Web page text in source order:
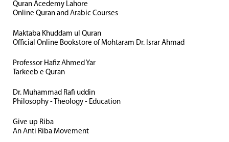
Quran Acedemy Lahore
Online Quran and Arabic Courses
Maktaba Khuddam ul Quran
Official Online Bookstore of Mohtaram Dr. Israr Ahmad
Professor Hafiz Ahmed Yar
Tarkeeb e Quran
Dr. Muhammad Rafi uddin
Philosophy - Theology - Education
Give up Riba
An Anti Riba Movement